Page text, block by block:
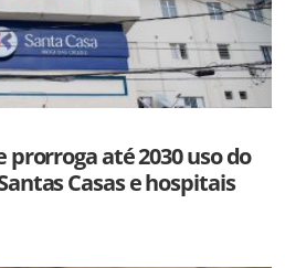
prorroga até 2030 uso do
Casas e hospitais